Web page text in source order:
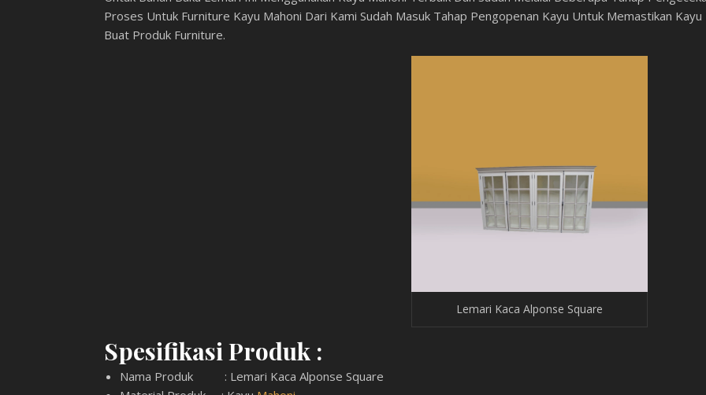
Proses Untuk Furniture Kayu Mahoni Dari Kami Sudah Masuk Tahap Pengopenan Kayu Untuk Memastikan
Buat Produk Furniture.
Lemari Kaca Alponse Square
Spesifikasi Produk :
Nama Produk : Lemari Kaca Alponse Square